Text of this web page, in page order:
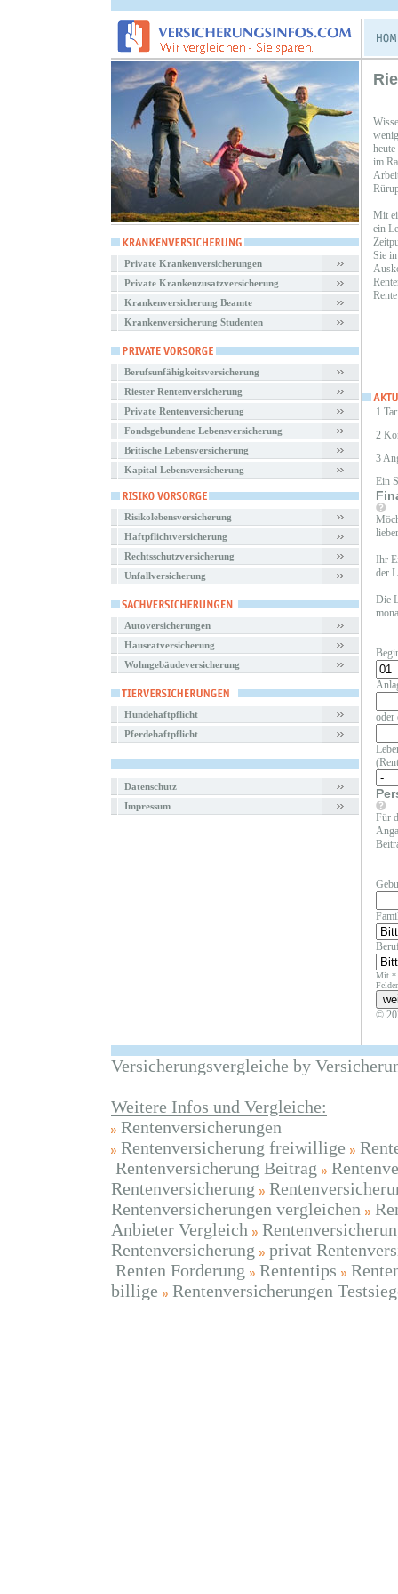
Private Krankenversicherungen
Private Krankenzusatzversicherung
Krankenversicherung Beamte
Krankenversicherung Studenten
Berufsunfähigkeitsversicherung
Riester Rentenversicherung
Private Rentenversicherung
Fondsgebundene Lebensversicherung
Britische Lebensversicherung
Kapital Lebensversicherung
Risikolebensversicherung
Haftpflichtversicherung
Rechtsschutzversicherung
Unfallversicherung
Autoversicherungen
Hausratversicherung
Wohngebäudeversicherung
Hundehaftpflicht
Pferdehaftpflicht
Datenschutz
Impressum
im
Mit
ein
Sie
1
2
3
Ein
Ihr
der
Die
oder
Für
Mit *
©
Versicherungsvergleiche by
Weitere Infos und Vergleiche:
Rentenversicherungen
Rentenversicherung freiwillige
Rentenversicherung Beitrag
Rentenversicherung
Rentenversicherungen vergleichen
Anbieter Vergleich
Rentenversicherung
privat
Renten Forderung
Rententips
billige
Rentenversicherungen